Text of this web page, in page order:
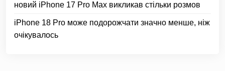
новий iPhone 17 Pro Max викликав стільки розмов
iPhone 18 Pro може подорожчати значно менше, ніж
очікувалось